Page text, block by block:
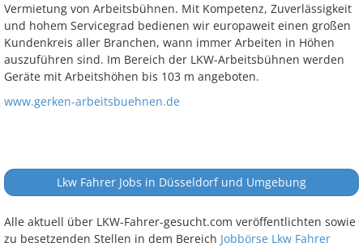
Vermietung von Arbeitsbühnen. Mit Kompetenz, Zuverlässigkeit
und hohem Servicegrad bedienen wir europaweit einen großen
Kundenkreis aller Branchen, wann immer Arbeiten in Höhen
auszuführen sind. Im Bereich der LKW-Arbeitsbühnen werden
Geräte mit Arbeitshöhen bis 103 m angeboten.
www.gerken-arbeitsbuehnen.de
Lkw Fahrer Jobs in Düsseldorf und Umgebung
Alle aktuell über LKW-Fahrer-gesucht.com veröffentlichten sowie
zu besetzenden Stellen in dem Bereich Jobbörse Lkw Fahrer